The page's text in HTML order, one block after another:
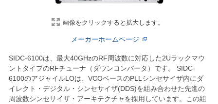
画像をクリックすると拡大します。
メーカーホームページ
SIDC-6100は、最大40GHzのRF周波数に対応した2Uラックマウ
ントタイプのRFチューナ（ダウンコンバータ）です。 SIDC-
6100のアジャイルLOは、VCOベースのPLLシンセサイザ内にダ
イレクト・デジタル・シンセサイザ(DDS)を組み合わせた先進の
周波数シンセサイザ・アーキテクチャを採用しています。この組